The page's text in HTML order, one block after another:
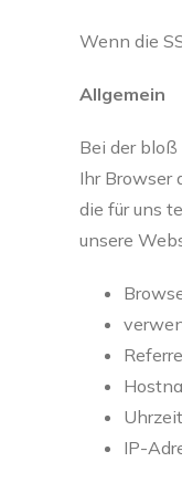
Wenn die
Allgemein
Bei der
Ihr Browser
die für uns
unsere
IP-